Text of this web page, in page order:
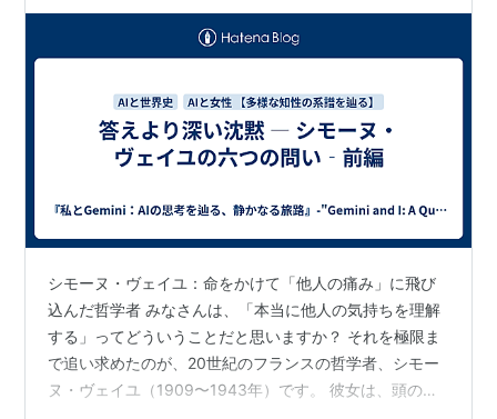
シモーヌ・ヴェイユ：命をかけて「他人の痛み」に飛び
込んだ哲学者 みなさんは、「本当に他人の気持ちを理解
する」ってどういうことだと思いますか？ それを極限ま
で追い求めたのが、20世紀のフランスの哲学者、シモー
ヌ・ヴェイユ（1909〜1943年）です。 彼女は、頭の良